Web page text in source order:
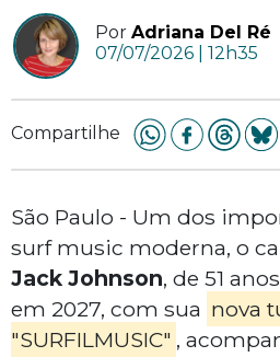
Por Adriana Del Ré
07/07/2026 | 12h35
Compartilhe
São Paulo - Um dos
surf music moderna, o
Jack Johnson, de 51
em 2027, com sua nova
"SURFILMUSIC" ,